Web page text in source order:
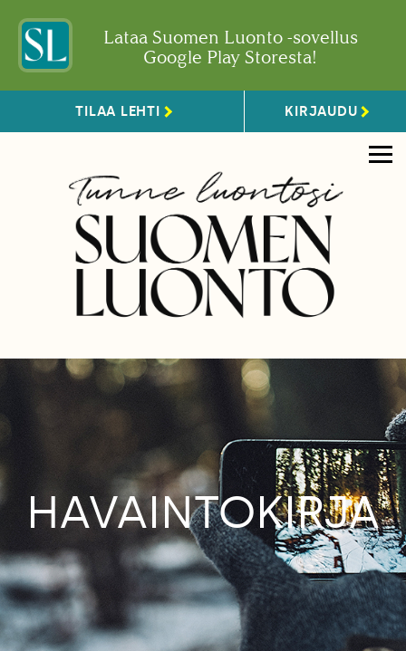
Lataa Suomen Luonto -sovellus
Google Play Storesta!
TILAA LEHTI KIRJAUDU
HAVAINTOKIRJA